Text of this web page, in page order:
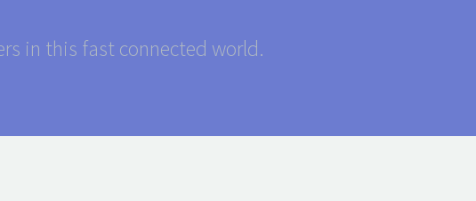
in this fast connected world.